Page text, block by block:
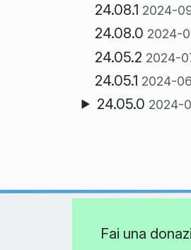
24.08.1 2024-
24.08.0 2024-
24.05.2 2024-
24.05.1 2024-
24.05.0 2024-
Fai una